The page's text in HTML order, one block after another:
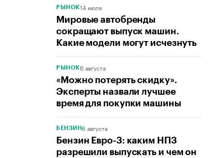
РЫНОК14 июля
Мировые автобренды
сокращают выпуск машин.
Какие модели могут исчезнуть
РЫНОК6 августа
«Можно потерять скидку».
Эксперты назвали лучшее
время для покупки машины
БЕНЗИН6 августа
Бензин Евро-3: каким НПЗ
разрешили выпускать и чем он